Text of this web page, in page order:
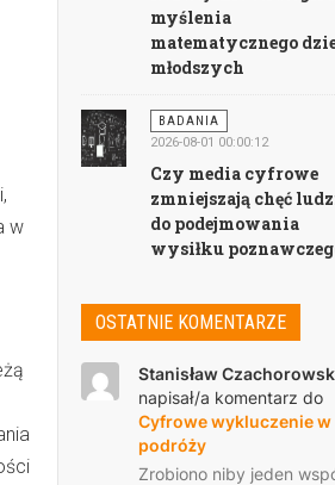
w
myślenia
matematycznego
młodszych
BADANIA
2026-08-01 00:00:12
Czy media cyfrowe
zmniejszają chęć
do podejmowania
wysiłku
OSTATNIE KOMENTARZE
Stanisław
napisał/a komentarz do
Cyfrowe wykluczenie w
podróży
Zrobiono niby jeden